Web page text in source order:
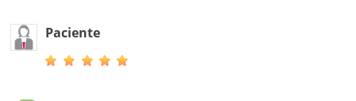
Paciente